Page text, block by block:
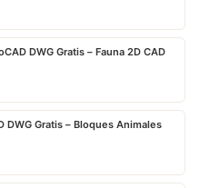
DWG Gratis – Fauna 2D CAD
DWG Gratis – Bloques Animales